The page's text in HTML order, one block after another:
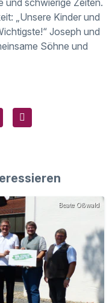
und schwierige Zeiten.
„Unsere Kinder und
Joseph und
Söhne und
Beate Oßwald